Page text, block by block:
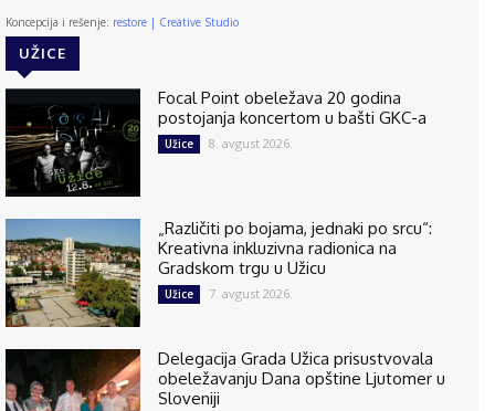
Koncepcija i rešenje: restore | Creative Studio
UŽICE
Focal Point obeležava 20 godina
postojanja koncertom u bašti GKC-a
Užice 8. avgust 2026.
„Različiti po bojama, jednaki po srcu“:
Kreativna inkluzivna radionica na
Gradskom trgu u Užicu
Užice 7. avgust 2026.
Delegacija Grada Užica prisustvovala
obeležavanju Dana opštine Ljutomer u
Sloveniji